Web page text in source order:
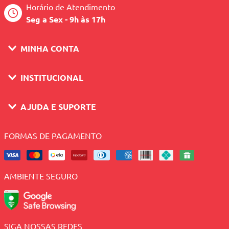
Horário de Atendimento
Seg a Sex - 9h às 17h
MINHA CONTA
INSTITUCIONAL
AJUDA E SUPORTE
FORMAS DE PAGAMENTO
AMBIENTE SEGURO
SIGA NOSSAS REDES